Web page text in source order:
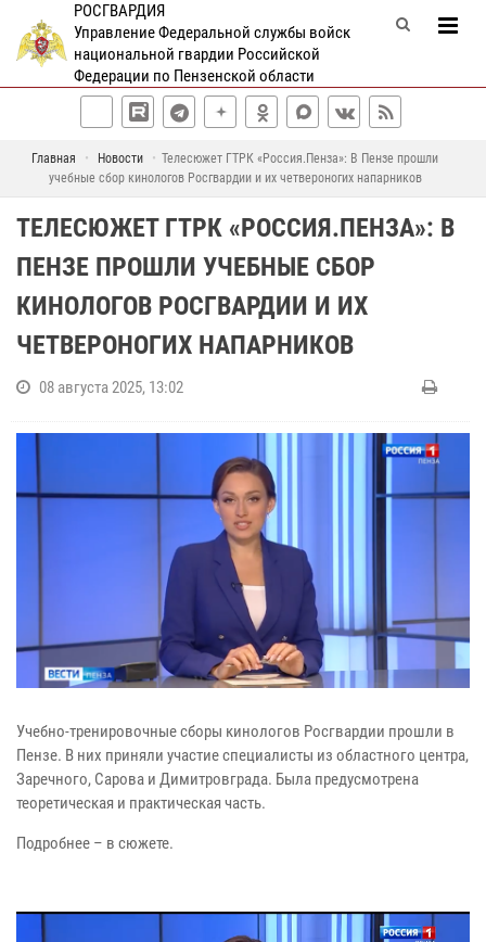
РОСГВАРДИЯ
Управление Федеральной службы войск
национальной гвардии Российской
Федерации по Пензенской области
Главная Новости
Телесюжет ГТРК «Россия.Пенза»: В Пензе прошли
учебные сбор кинологов Росгвардии и их четвероногих напарников
ТЕЛЕСЮЖЕТ ГТРК «РОССИЯ.ПЕНЗА»: В
ПЕНЗЕ ПРОШЛИ УЧЕБНЫЕ СБОР
КИНОЛОГОВ РОСГВАРДИИ И ИХ
ЧЕТВЕРОНОГИХ НАПАРНИКОВ
08 августа 2025, 13:02
Учебно-тренировочные сборы кинологов Росгвардии прошли в
Пензе. В них приняли участие специалисты из областного центра,
Заречного, Сарова и Димитровграда. Была предусмотрена
теоретическая и практическая часть.
Подробнее – в сюжете.